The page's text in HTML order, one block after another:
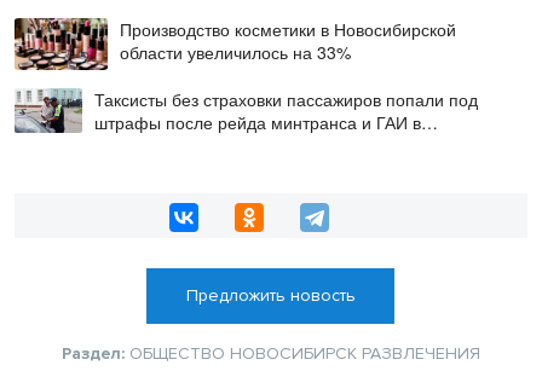
Производство косметики в Новосибирской
области увеличилось на 33%
Таксисты без страховки пассажиров попали под
штрафы после рейда минтранса и ГАИ в
Предложить новость
Раздел: ОБЩЕСТВО НОВОСИБИРСК РАЗВЛЕЧЕНИЯ